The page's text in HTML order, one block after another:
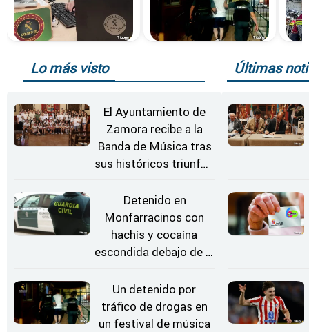
Lo más visto
El Ayuntamiento de
Zamora recibe a la
Banda de Música tras
sus históricos triunfos
Detenido en
Monfarracinos con
hachís y cocaína
escondida debajo de la
coche
Un detenido por
tráfico de drogas en
un festival de música
Últimas